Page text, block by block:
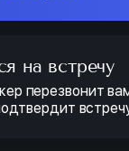
на встречу
перезвонит